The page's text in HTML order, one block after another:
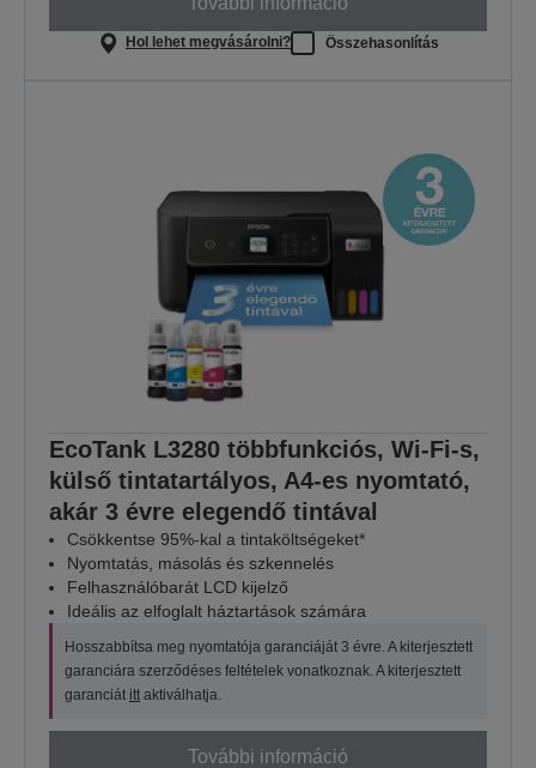
Hol lehet megvásárolni? Összehasonlítás
EcoTank L3280 többfunkciós, Wi-Fi-s,
külső tintatartályos, A4-es nyomtató,
akár 3 évre elegendő tintával
Csökkentse 95%-kal a tintaköltségeket*
Nyomtatás, másolás és szkennelés
Felhasználóbarát LCD kijelző
Ideális az elfoglalt háztartások számára
Hosszabbítsa meg nyomtatója garanciáját 3 évre. A kiterjesztett
garanciára szerződéses feltételek vonatkoznak. A kiterjesztett
garanciát itt aktiválhatja.
További információ